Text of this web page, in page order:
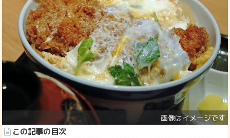
この記事の目次